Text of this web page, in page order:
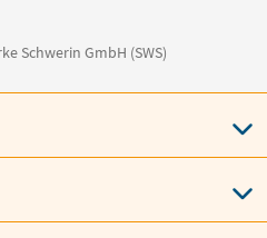
Schwerin GmbH (SWS)